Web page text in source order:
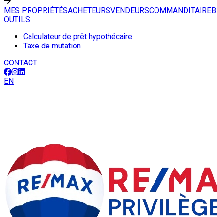
MES PROPRIÉTÉSACHETEURSVENDEURSCOMMANDITAIRE
OUTILS
Calculateur de prêt hypothécaire
Taxe de mutation
CONTACT
EN